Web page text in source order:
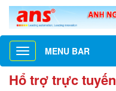
Toggle
navigation
MENU BAR
Hổ trợ trực tuyến